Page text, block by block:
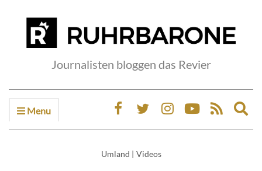
Journalisten bloggen das Revier
Menu
Umland | Videos